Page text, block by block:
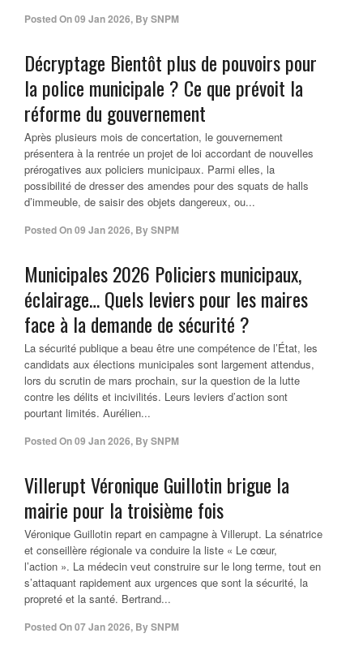
Posted On09 Jan 2026, BySNPM
Décryptage Bientôt plus de pouvoirs pour
la police municipale ? Ce que prévoit la
réforme du gouvernement
Après plusieurs mois de concertation, le gouvernement
présentera à la rentrée un projet de loi accordant de nouvelles
prérogatives aux policiers municipaux. Parmi elles, la
possibilité de dresser des amendes pour des squats de halls
d’immeuble, de saisir des objets dangereux, ou...
Posted On09 Jan 2026, BySNPM
Municipales 2026 Policiers municipaux,
éclairage… Quels leviers pour les maires
face à la demande de sécurité ?
La sécurité publique a beau être une compétence de l’État, les
candidats aux élections municipales sont largement attendus,
lors du scrutin de mars prochain, sur la question de la lutte
contre les délits et incivilités. Leurs leviers d’action sont
pourtant limités. Aurélien...
Posted On09 Jan 2026, BySNPM
Villerupt Véronique Guillotin brigue la
mairie pour la troisième fois
Véronique Guillotin repart en campagne à Villerupt. La sénatrice
et conseillère régionale va conduire la liste « Le cœur,
l’action ». La médecin veut construire sur le long terme, tout en
s’attaquant rapidement aux urgences que sont la sécurité, la
propreté et la santé. Bertrand...
Posted On07 Jan 2026, BySNPM